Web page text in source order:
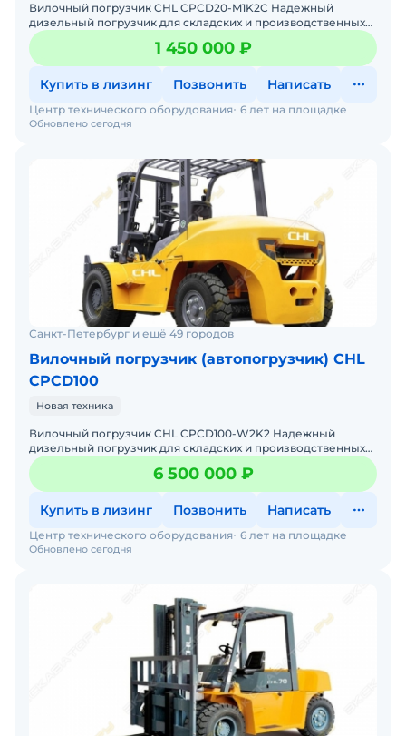
Вилочный погрузчик CHL CPCD20-M1K2C Надежный
дизельный погрузчик для складских и производственных
1 450 000 ₽
Купить в лизинг Позвонить Написать
Обновлено сегодня
Центр технического оборудования 6 лет на площадке
Санкт-Петербург и ещё 49 городов
Вилочный погрузчик (автопогрузчик) CHL
CPCD100
Новая техника
Вилочный погрузчик CHL CPCD100-W2K2 Надежный
дизельный погрузчик для складских и производственных
6 500 000 ₽
Купить в лизинг Позвонить Написать
Обновлено сегодня
Центр технического оборудования 6 лет на площадке